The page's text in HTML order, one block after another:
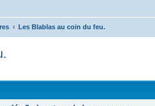
Les Blablas au coin du feu.